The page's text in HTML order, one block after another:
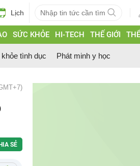
Lịch
SỨC KHỎE HI-TECH THẾ GIỚI
tình dục Phát minh y học
SẺ